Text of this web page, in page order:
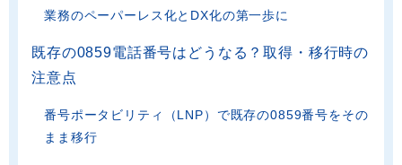
業務のペーパーレス化とDX化の第一歩に
既存の0859電話番号はどうなる？取得・移行時の
注意点
番号ポータビリティ（LNP）で既存の0859番号をその
まま移行